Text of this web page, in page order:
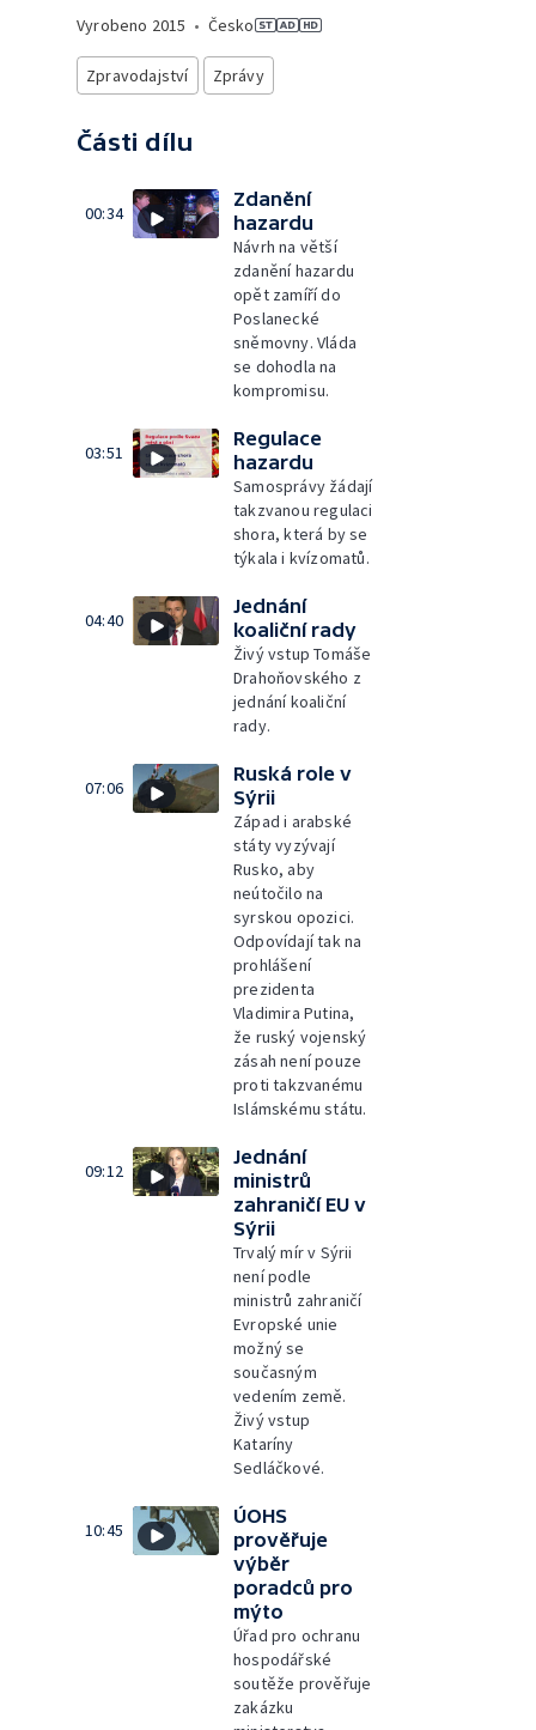
Vyrobeno 2015 • Česko
Zpravodajství Zprávy
Části dílu
00:34
Zdanění
hazardu
Návrh na větší
zdanění hazardu
opět zamíří do
Poslanecké
sněmovny. Vláda
se dohodla na
kompromisu.
03:51
Regulace
hazardu
Samosprávy žádají
takzvanou regulaci
shora, která by se
týkala i kvízomatů.
04:40
Jednání
koaliční rady
Živý vstup Tomáše
Drahoňovského z
jednání koaliční
rady.
07:06
Ruská role v
Sýrii
Západ i arabské
státy vyzývají
Rusko, aby
neútočilo na
syrskou opozici.
Odpovídají tak na
prohlášení
prezidenta
Vladimira Putina,
že ruský vojenský
zásah není pouze
proti takzvanému
Islámskému státu.
09:12
Jednání
ministrů
zahraničí EU v
Sýrii
Trvalý mír v Sýrii
není podle
ministrů zahraničí
Evropské unie
možný se
současným
vedením země.
Živý vstup
Kataríny
Sedláčkové.
10:45
ÚOHS
prověřuje
výběr
poradců pro
mýto
Úřad pro ochranu
hospodářské
soutěže prověřuje
zakázku